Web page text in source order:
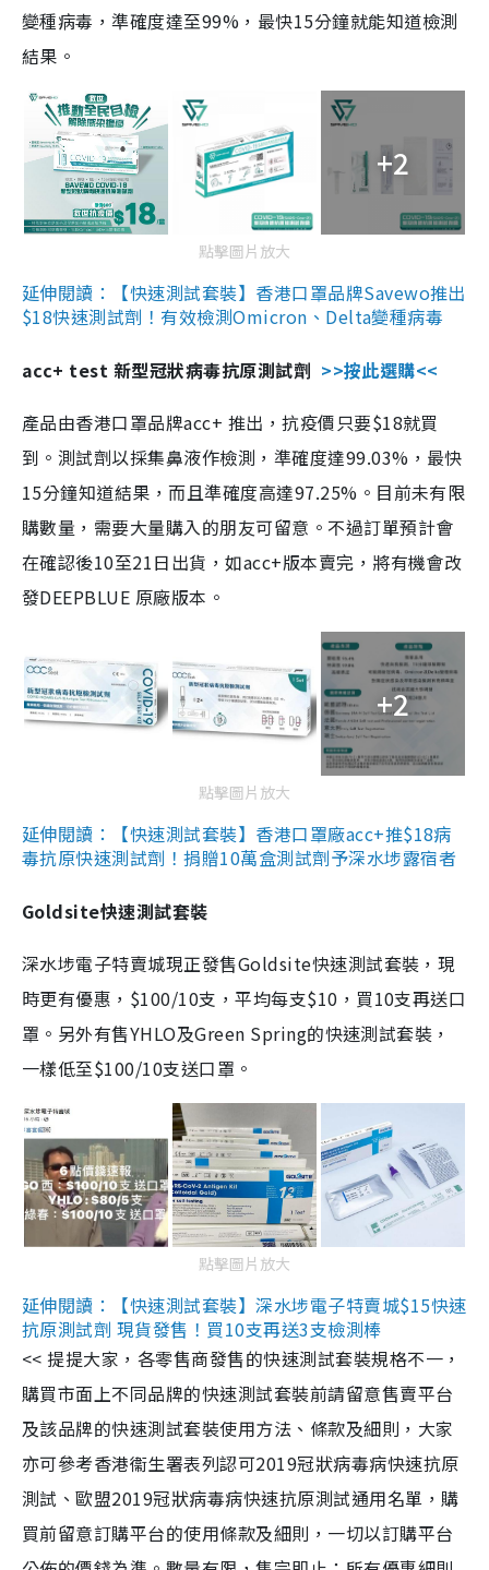
變種病毒，準確度達至99%，最快15分鐘就能知道檢測
結果。
+2
點擊圖片放大
延伸閱讀：【快速測試套裝】香港口罩品牌Savewo推出
$18快速測試劑！有效檢測Omicron、Delta變種病毒
acc+ test 新型冠狀病毒抗原測試劑 >>按此選購<<
產品由香港口罩品牌acc+ 推出，抗疫價只要$18就買
到。測試劑以採集鼻液作檢測，準確度達99.03%，最快
15分鐘知道結果，而且準確度高達97.25%。目前未有限
購數量，需要大量購入的朋友可留意。不過訂單預計會
在確認後10至21日出貨，如acc+版本賣完，將有機會改
發DEEPBLUE 原廠版本。
+2
點擊圖片放大
延伸閱讀：【快速測試套裝】香港口罩廠acc+推$18病
毒抗原快速測試劑！捐贈10萬盒測試劑予深水埗露宿者
Goldsite快速測試套裝
深水埗電子特賣城現正發售Goldsite快速測試套裝，現
時更有優惠，$100/10支，平均每支$10，買10支再送口
罩。另外有售YHLO及Green Spring的快速測試套裝，
一樣低至$100/10支送口罩。
點擊圖片放大
延伸閱讀：【快速測試套裝】深水埗電子特賣城$15快速
抗原測試劑 現貨發售！買10支再送3支檢測棒
<< 提提大家，各零售商發售的快速測試套裝規格不一，
購買市面上不同品牌的快速測試套裝前請留意售賣平台
及該品牌的快速測試套裝使用方法、條款及細則，大家
亦可參考香港衞生署表列認可2019冠狀病毒病快速抗原
測試、歐盟2019冠狀病毒病快速抗原測試通用名單，購
買前留意訂購平台的使用條款及細則，一切以訂購平台